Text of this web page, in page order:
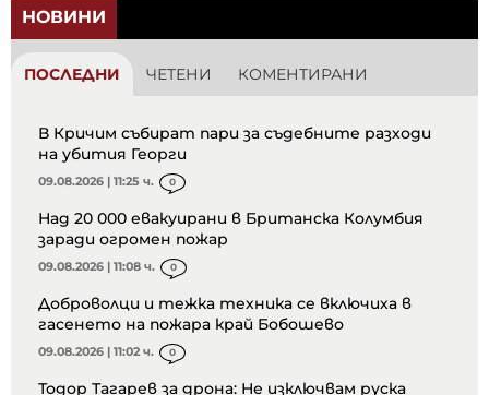
НОВИНИ
ПОСЛЕДНИ ЧЕТЕНИ КОМЕНТИРАНИ
В Кричим събират пари за съдебните разходи
на убития Георги
09.08.2026 | 11:25 ч. 0
Над 20 000 евакуирани в Британска Колумбия
заради огромен пожар
09.08.2026 | 11:08 ч. 0
Доброволци и тежка техника се включиха в
гасенето на пожара край Бобошево
09.08.2026 | 11:02 ч. 0
Тодор Тагарев за дрона: Не изключвам руска